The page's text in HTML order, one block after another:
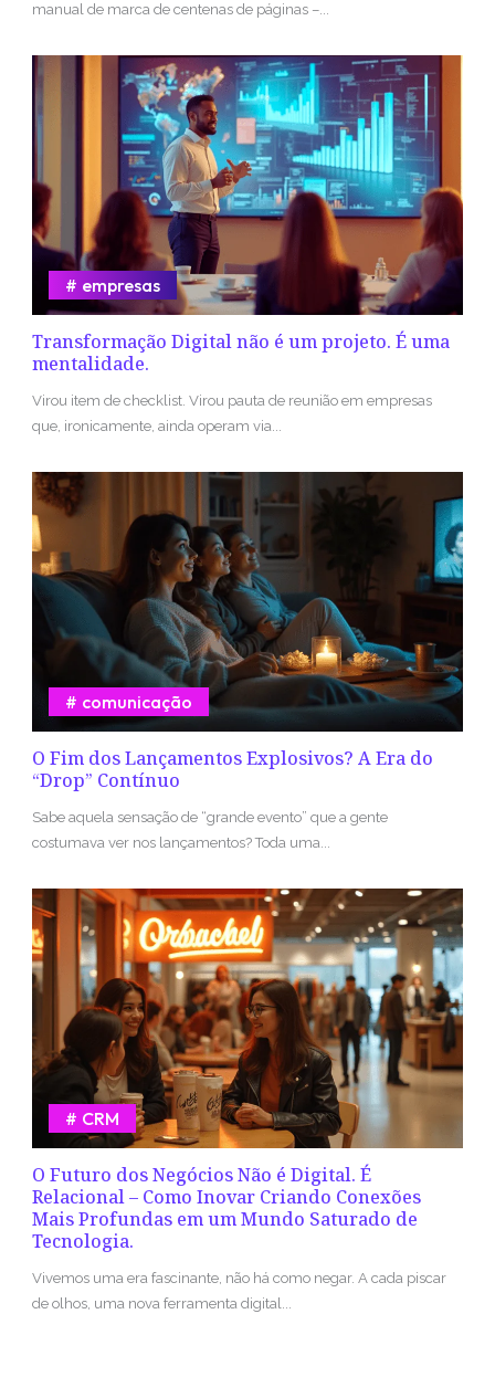
manual de marca de centenas de páginas –...
Transformação Digital não é um projeto. É uma
mentalidade.
empresas
Virou item de checklist. Virou pauta de reunião em empresas
que, ironicamente, ainda operam via...
O Fim dos Lançamentos Explosivos? A Era do
“Drop” Contínuo
comunicação
Sabe aquela sensação de “grande evento” que a gente
costumava ver nos lançamentos? Toda uma...
O Futuro dos Negócios Não é Digital. É
Relacional – Como Inovar Criando Conexões
Mais Profundas em um Mundo Saturado de
Tecnologia.
CRM
Vivemos uma era fascinante, não há como negar. A cada piscar
de olhos, uma nova ferramenta digital...